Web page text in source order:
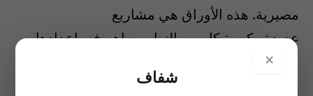
مصيرية. هذه الأوراق هي مشاريع
عديدة وكبيرة كل من النواب ساهم في إعدادها
وها هم يتناقشون لإقرارها. ما
هي هذه المشاريع؟ الزواج المدني، فصل الدين
×
شفاف